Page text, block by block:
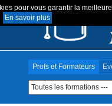
pour vous garantir la
En savoir plus
Profs et Formateurs